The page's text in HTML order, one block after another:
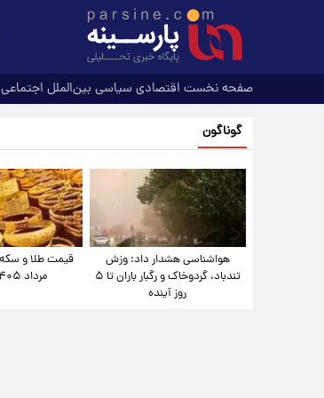
صفحه نخست اقتصادی سیاسی بین‌الملل اجتماعی
گوناگون
هواشناسی هشدار داد: وزش
تندباد، گردوخاک و رگبار باران تا ۵
روز آینده
مرداد ۱۴۰۵ +جدول